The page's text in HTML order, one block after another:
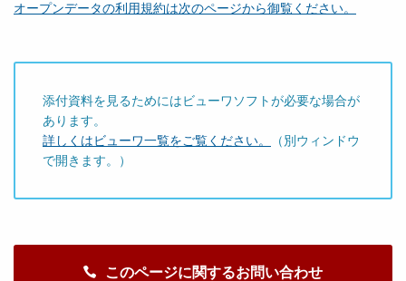
オープンデータの利用規約は次のページから御覧ください。
添付資料を見るためにはビューワソフトが必要な場合が
あります。
詳しくはビューワ一覧をご覧ください。
（別ウィンドウ
で開きます。）
このページに関するお問い合わせ